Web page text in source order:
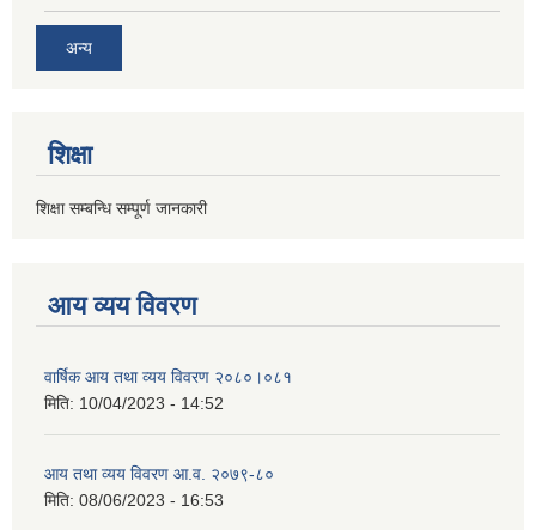
अन्य
शिक्षा
शिक्षा सम्बन्धि सम्पूर्ण जानकारी
आय व्यय विवरण
वार्षिक आय तथा व्यय विवरण २०८०।०८१
मिति: 10/04/2023 - 14:52
आय तथा व्यय विवरण आ.व. २०७९-८०
मिति: 08/06/2023 - 16:53